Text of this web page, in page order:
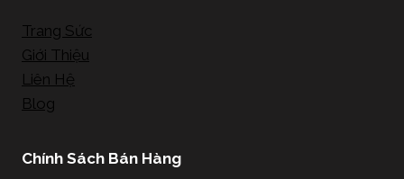
Trang Sức
Giới Thiệu
Liên Hệ
Blog
Chính Sách Bán Hàng